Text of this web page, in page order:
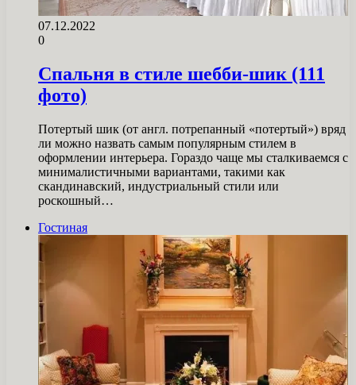
07.12.2022
0
Спальня в стиле шебби-шик (111
фото)
Потертый шик (от англ. потрепанный «потертый») вряд
ли можно назвать самым популярным стилем в
оформлении интерьера. Гораздо чаще мы сталкиваемся с
минималистичными вариантами, такими как
скандинавский, индустриальный стили или
роскошный…
Гостиная